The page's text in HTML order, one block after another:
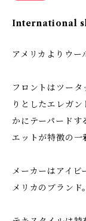
International
アメリカよりウー
フロントはツー
りとしたエレガ
かにテーパード
エットが特徴の一
メーカーはアイビ
メリカのブランド。